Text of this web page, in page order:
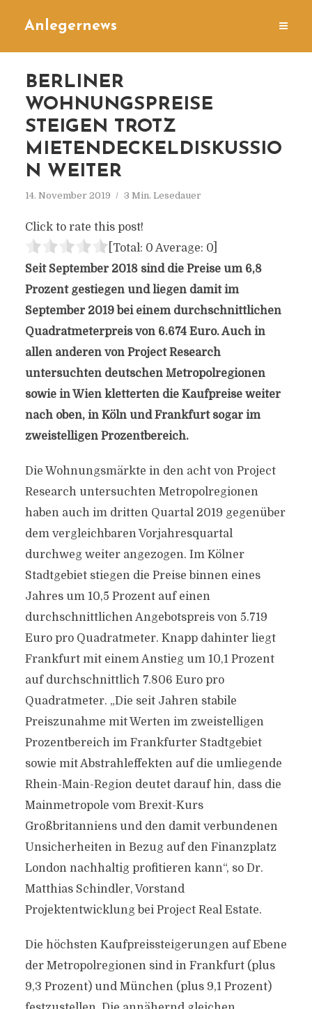
Anlegernews
BERLINER
WOHNUNGSPREISE
STEIGEN TROTZ
MIETENDECKELDISKUSSIO
N WEITER
14. November 2019 3 Min. Lesedauer
Click to rate this post!
[Total: 0 Average: 0]
Seit September 2018 sind die Preise um 6,8
Prozent gestiegen und liegen damit im
September 2019 bei einem durchschnittlichen
Quadratmeterpreis von 6.674 Euro. Auch in
allen anderen von Project Research
untersuchten deutschen Metropolregionen
sowie in Wien kletterten die Kaufpreise weiter
nach oben, in Köln und Frankfurt sogar im
zweistelligen Prozentbereich.
Die Wohnungsmärkte in den acht von Project
Research untersuchten Metropolregionen
haben auch im dritten Quartal 2019 gegenüber
dem vergleichbaren Vorjahresquartal
durchweg weiter angezogen. Im Kölner
Stadtgebiet stiegen die Preise binnen eines
Jahres um 10,5 Prozent auf einen
durchschnittlichen Angebotspreis von 5.719
Euro pro Quadratmeter. Knapp dahinter liegt
Frankfurt mit einem Anstieg um 10,1 Prozent
auf durchschnittlich 7.806 Euro pro
Quadratmeter. „Die seit Jahren stabile
Preiszunahme mit Werten im zweistelligen
Prozentbereich im Frankfurter Stadtgebiet
sowie mit Abstrahleffekten auf die umliegende
Rhein-Main-Region deutet darauf hin, dass die
Mainmetropole vom Brexit-Kurs
Großbritanniens und den damit verbundenen
Unsicherheiten in Bezug auf den Finanzplatz
London nachhaltig profitieren kann“, so Dr.
Matthias Schindler, Vorstand
Projektentwicklung bei Project Real Estate.
Die höchsten Kaufpreissteigerungen auf Ebene
der Metropolregionen sind in Frankfurt (plus
9,3 Prozent) und München (plus 9,1 Prozent)